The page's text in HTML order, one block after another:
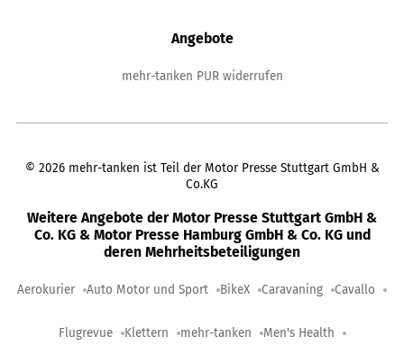
Angebote
mehr-tanken PUR widerrufen
© 2026 mehr-tanken ist Teil der Motor Presse Stuttgart GmbH &
Co.KG
Weitere Angebote der Motor Presse Stuttgart GmbH &
Co. KG & Motor Presse Hamburg GmbH & Co. KG und
deren Mehrheitsbeteiligungen
Aerokurier Auto Motor und Sport BikeX Caravaning Cavallo
Flugrevue Klettern mehr-tanken Men's Health